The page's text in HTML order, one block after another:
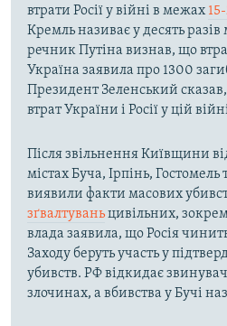
втрати Росії у війні в межах
Кремль називає у десять
речник Путіна визнав, що
Україна заявила про 1300
Президент Зеленський
втрат України і Росії у цій
Після звільнення Київщини
містах Буча, Ірпінь, Гостомель
виявили факти масових
зґвалтуваньцивільних,
влада заявила, що Росія
Заходу беруть участь у
убивств. РФ відкидає
злочинах, а вбивства у Бучі